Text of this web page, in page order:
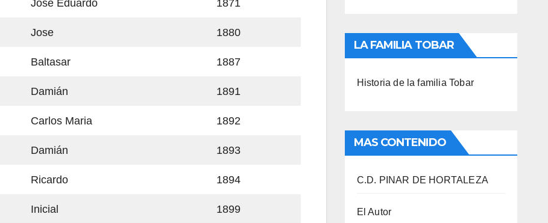
Jose Eduardo 1871
Jose 1880
Baltasar 1887
Damián 1891
Carlos Maria 1892
Damián 1893
Ricardo 1894
Inicial 1899
LA FAMILIA TOBAR
Historia de la familia Tobar
MAS CONTENIDO
C.D. PINAR DE HORTALEZA
El Autor